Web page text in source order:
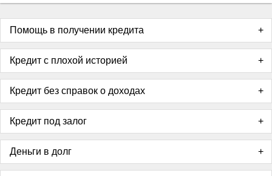
Помощь в получении кредита
Кредит с плохой историей
Кредит без справок о доходах
Кредит под залог
Деньги в долг